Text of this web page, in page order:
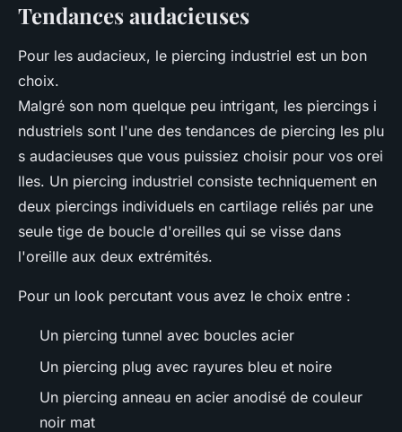
Tendances audacieuses
Pour les audacieux, le piercing industriel est un bon
choix.
Malgré son nom quelque peu intrigant, les piercings i
ndustriels sont l'une des tendances de piercing les plu
s audacieuses que vous puissiez choisir pour vos orei
lles. Un piercing industriel consiste techniquement en
deux piercings individuels en cartilage reliés par une
seule tige de boucle d'oreilles qui se visse dans
l'oreille aux deux extrémités.
Pour un look percutant vous avez le choix entre :
Un piercing tunnel avec boucles acier
Un piercing plug avec rayures bleu et noire
Un piercing anneau en acier anodisé de couleur
noir mat